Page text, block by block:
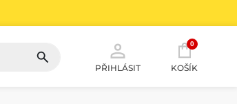
PŘIHLÁSIT
0
KOŠÍK